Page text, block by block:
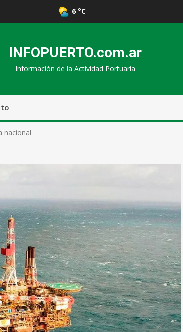
6 °C
INFOPUERTO.com.ar
Información de la Actividad Portuaria
nacional